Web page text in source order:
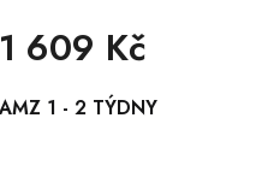
1 609 Kč
Měrná
AMZ 1 - 2 TÝDNY